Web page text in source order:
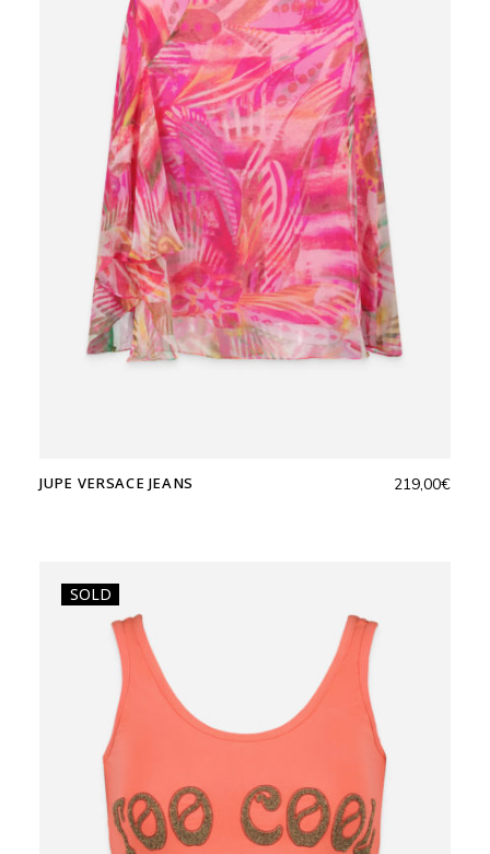
JUPE VERSACE JEANS 219,00€
SOLD